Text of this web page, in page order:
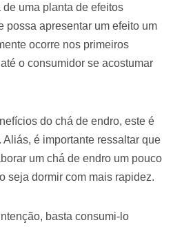
uma planta de efeitos
possa apresentar um efeito um
ocorre nos primeiros
o consumidor se acostumar
do chá de endro, este é
é importante ressaltar que
um chá de endro um pouco
seja dormir com mais rapidez.
basta consumi-lo